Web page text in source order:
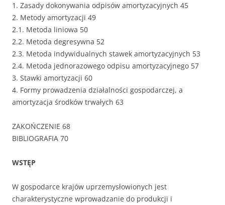
1. Zasady dokonywania odpisów amortyzacyjnych 45
2. Metody amortyzacji 49
2.1. Metoda liniowa 50
2.2. Metoda degresywna 52
2.3. Metoda indywidualnych stawek amortyzacyjnych 53
2.4. Metoda jednorazowego odpisu amortyzacyjnego 57
3. Stawki amortyzacji 60
4. Formy prowadzenia działalności gospodarczej, a
amortyzacja środków trwałych 63
ZAKOŃCZENIE 68
BIBLIOGRAFIA 70
WSTĘP
W gospodarce krajów uprzemysłowionych jest
charakterystyczne wprowadzanie do produkcji i